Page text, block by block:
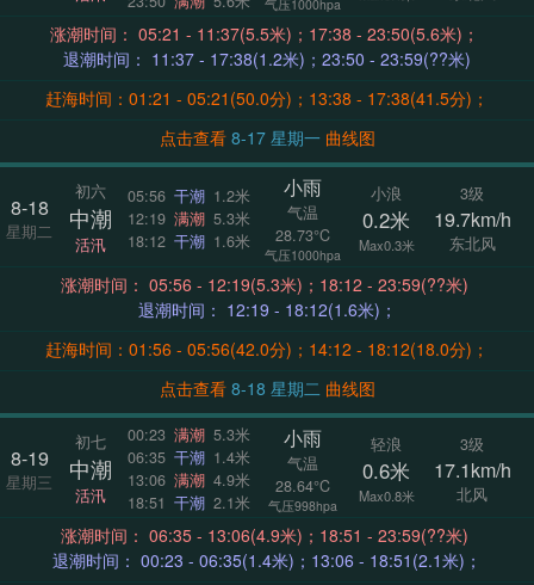
气压1000hpa
涨潮时间： 05:21 - 11:37(5.5米)；17:38 - 23:50(5.6米)；
退潮时间： 11:37 - 17:38(1.2米)；23:50 - 23:59(??米)
赶海时间：01:21 - 05:21(50.0分)；13:38 - 17:38(41.5分)；
点击查看
8-17 星期一 曲线图
8-18
星期二
初六
中潮
活汛
05:56 干潮 1.2米
12:19 满潮 5.3米
18:12 干潮 1.6米
小雨
气温
28.73°C
气压1000hpa
小浪
0.2米
Max0.3米
3级
19.7km/h
东北风
涨潮时间： 05:56 - 12:19(5.3米)；18:12 - 23:59(??米)
退潮时间： 12:19 - 18:12(1.6米)；
赶海时间：01:56 - 05:56(42.0分)；14:12 - 18:12(18.0分)；
点击查看
8-18 星期二 曲线图
8-19
星期三
初七
中潮
活汛
00:23 满潮 5.3米
06:35 干潮 1.4米
13:06 满潮 4.9米
18:51 干潮 2.1米
小雨
气温
28.64°C
气压998hpa
轻浪
0.6米
Max0.8米
3级
17.1km/h
北风
涨潮时间： 06:35 - 13:06(4.9米)；18:51 - 23:59(??米)
退潮时间： 00:23 - 06:35(1.4米)；13:06 - 18:51(2.1米)；